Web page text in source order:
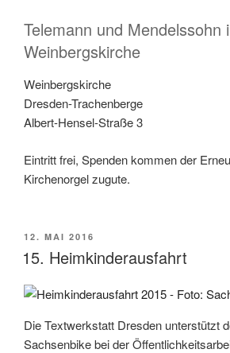
Telemann und Mendelssohn
Weinbergskirche
Weinbergskirche
Dresden-Trachenberge
Albert-Hensel-Straße 3
Eintritt frei, Spenden kommen der
Kirchenorgel zugute.
VERÖFFENTLICHT
AM
12. MAI 2016
15. Heimkinderausfahrt
Die Textwerkstatt Dresden unterstützt
Sachsenbike bei der